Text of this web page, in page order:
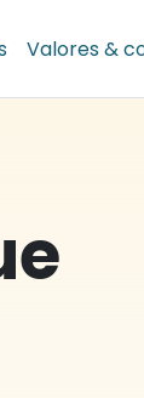
Valores &